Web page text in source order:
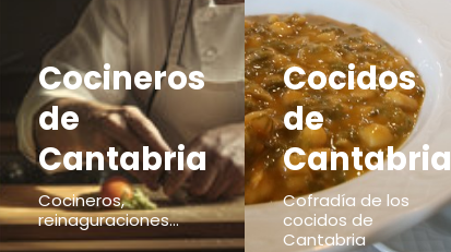
Cocineros
de
Cantabria
Cocineros,
reinaguraciones...
Cocidos
de
Cantabria
Cofradía de los
cocidos de
Cantabria